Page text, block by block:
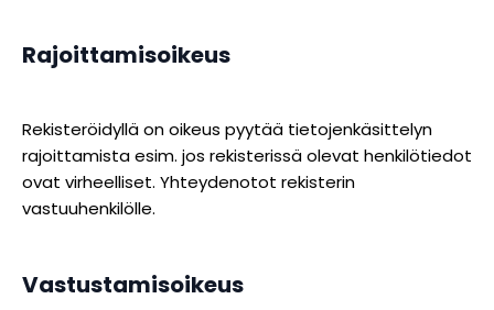
Rajoittamisoikeus
Rekisteröidyllä on oikeus pyytää tietojenkäsittelyn
rajoittamista esim. jos rekisterissä olevat henkilötiedot
ovat virheelliset. Yhteydenotot rekisterin
vastuuhenkilölle.
Vastustamisoikeus